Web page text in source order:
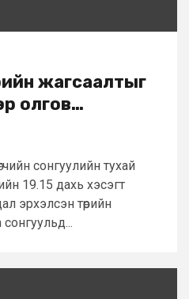
жагсаалтыг
олгов…
сонгуулийн тухай
19.15 дахь хэсэгт
эрхэлсэн төрийн